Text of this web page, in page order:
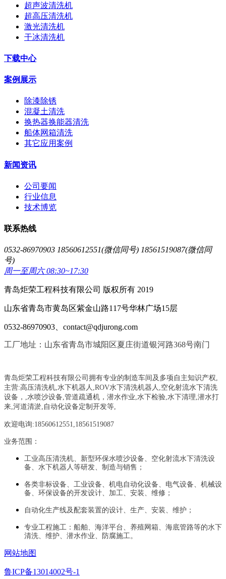
超声波清洗机
超高压清洗机
激光清洗机
干冰清洗机
下载中心
案例展示
除漆除锈
混凝土清洗
换热器换能器清洗
船体网箱清洗
其它应用案例
新闻资讯
公司要闻
行业信息
技术博览
联系热线
0532-86970903 18560612551(微信同号) 18561519087(微信同
号)
周一至周六 08:30~17:30
青岛炬荣工程科技有限公司 版权所有 2019
山东省青岛市黄岛区紫金山路117号华林广场15层
0532-86970903、contact@qdjurong.com
工厂地址：山东省青岛市城阳区夏庄街道银河路368号南门
青岛炬荣工程科技有限公司拥有专业的制造车间及多项自主知识产权,
主营:高压清洗机,水下机器人,ROV水下清洗机器人,空化射流水下清洗
设备， ,水喷沙设备,管道疏通机 ， 潜水作业,水下检验,水下清理,潜水打
来,河道清淤,自动化设备定制开发等,
欢迎电询:18560612551,18561519087
业务范围：
工业高压清洗机、新型环保水喷沙设备、空化射流水下清洗设
备、水下机器人等研发、制造与销售；
各类非标设备、工业设备、机电自动化设备、电气设备、机械设
备、环保设备的开发设计、加工、安装、维修；
自动化生产线及配套装置的设计、生产、安装、维护；
专业工程施工：船舶、海洋平台、养殖网箱、海底管路等的水下
清洗、维护、潜水作业、防腐施工。
网站地图
鲁ICP备13014002号-1